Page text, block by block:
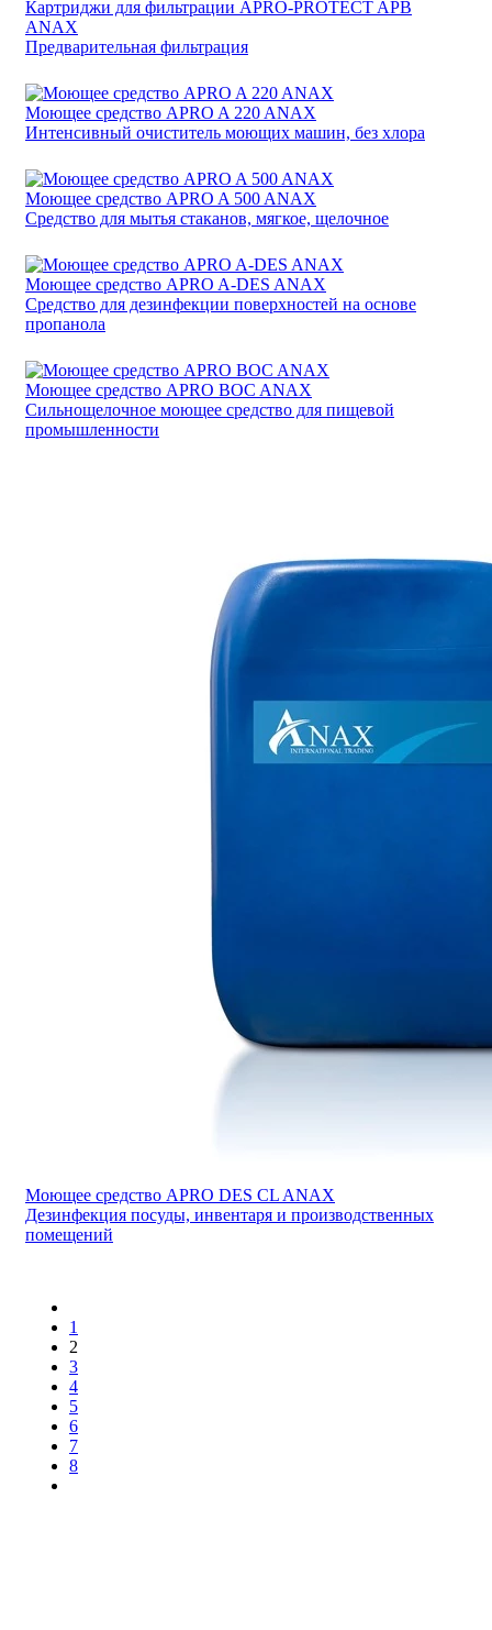
Картриджи для фильтрации APRO-PROTECT APВ
ANAX
Предварительная фильтрация
Моющее средство APRO A 220 ANAX
Интенсивный очиститель моющих машин, без хлора
Моющее средство APRO A 500 ANAX
Cредство для мытья стаканов, мягкое, щелочное
Моющее средство APRO A-DES ANAX
Средство для дезинфекции поверхностей на основе
пропанола
Моющее средство APRO BOC ANAX
Сильнощелочное моющее средство для пищевой
промышленности
Моющее средство APRO DES CL ANAX
Дезинфекция посуды, инвентаря и производственных
помещений
1
2
3
4
5
6
7
8